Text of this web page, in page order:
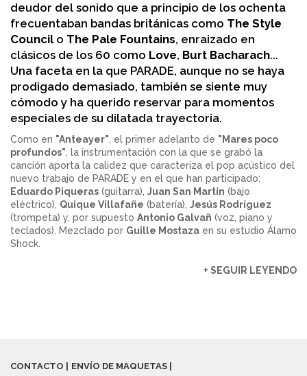
deudor del sonido que a principio de los ochenta
frecuentaban bandas británicas como The Style
Councilo The Pale Fountains, enraizado en
clásicos de los 60 como Love, Burt Bacharach...
Una faceta en la que PARADE, aunque no se haya
prodigado demasiado, también se siente muy
cómodo y ha querido reservar para momentos
especiales de su dilatada trayectoria.
Como en "Anteayer", el primer adelanto de "Mares poco
profundos", la instrumentación con la que se grabó la
canción aporta la calidez que caracteriza el pop acústico del
nuevo trabajo de PARADE y en el que han participado:
Eduardo Piqueras (guitarra), Juan San Martín (bajo
eléctrico), Quique Villafañe (batería), Jesús Rodríguez
(trompeta) y, por supuesto Antonio Galvañ (voz, piano y
teclados). Mezclado por Guille Mostaza en su estudio Álamo
Shock.
+ SEGUIR LEYENDO
CONTACTO ENVÍO DE MAQUETAS